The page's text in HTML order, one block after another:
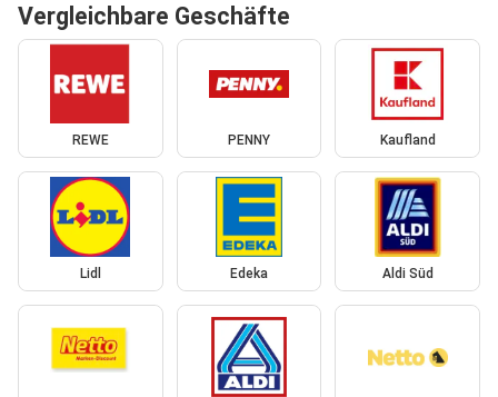
Vergleichbare Geschäfte
REWE PENNY Kaufland
Lidl Edeka Aldi Süd